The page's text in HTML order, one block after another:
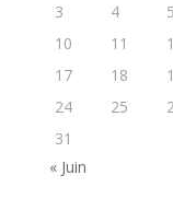
3
4 5
10
11
17
18
24
25
31
« Juin